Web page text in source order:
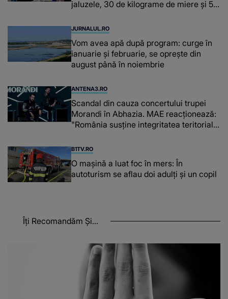
jaluzele, 30 de kilograme de miere și 50
JURNALUL.RO
Vom avea apă după program: curge în
ianuarie și februarie, se oprește din
august până în noiembrie
ANTENA3.RO
Scandal din cauza concertului trupei
Morandi în Abhazia. MAE reacționează:
"România susține integritatea teritorială
B1TV.RO
O maşină a luat foc în mers: În
autoturism se aflau doi adulți și un copil
Îți Recomandăm Și...